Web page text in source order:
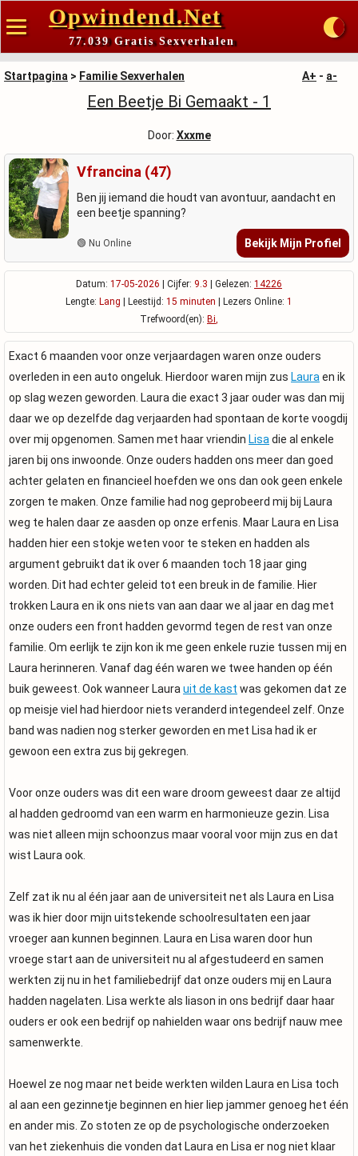
Opwindend.Net
77.039 Gratis Sexverhalen
Startpagina > Familie Sexverhalen A+ - a-
Een Beetje Bi Gemaakt - 1
Door: Xxxme
Vfrancina (47)
Ben jij iemand die houdt van avontuur, aandacht en
een beetje spanning?
🟢 Nu Online Bekijk Mijn Profiel
Datum: 17-05-2026 | Cijfer: 9.3 | Gelezen: 14226
Lengte: Lang | Leestijd: 15 minuten | Lezers Online: 1
Trefwoord(en): Bi,
Exact 6 maanden voor onze verjaardagen waren onze ouders
overleden in een auto ongeluk. Hierdoor waren mijn zus Laura en ik
op slag wezen geworden. Laura die exact 3 jaar ouder was dan mij
daar we op dezelfde dag verjaarden had spontaan de korte voogdij
over mij opgenomen. Samen met haar vriendin Lisa die al enkele
jaren bij ons inwoonde. Onze ouders hadden ons meer dan goed
achter gelaten en financieel hoefden we ons dan ook geen enkele
zorgen te maken. Onze familie had nog geprobeerd mij bij Laura
weg te halen daar ze aasden op onze erfenis. Maar Laura en Lisa
hadden hier een stokje weten voor te steken en hadden als
argument gebruikt dat ik over 6 maanden toch 18 jaar ging
worden. Dit had echter geleid tot een breuk in de familie. Hier
trokken Laura en ik ons niets van aan daar we al jaar en dag met
onze ouders een front hadden gevormd tegen de rest van onze
familie. Om eerlijk te zijn kon ik me geen enkele ruzie tussen mij en
Laura herinneren. Vanaf dag één waren we twee handen op één
buik geweest. Ook wanneer Laura uit de kast was gekomen dat ze
op meisje viel had hierdoor niets veranderd integendeel zelf. Onze
band was nadien nog sterker geworden en met Lisa had ik er
gewoon een extra zus bij gekregen.
Voor onze ouders was dit een ware droom geweest daar ze altijd
al hadden gedroomd van een warm en harmonieuze gezin. Lisa
was niet alleen mijn schoonzus maar vooral voor mijn zus en dat
wist Laura ook.
Zelf zat ik nu al één jaar aan de universiteit net als Laura en Lisa
was ik hier door mijn uitstekende schoolresultaten een jaar
vroeger aan kunnen beginnen. Laura en Lisa waren door hun
vroege start aan de universiteit nu al afgestudeerd en samen
werkten zij nu in het familiebedrijf dat onze ouders mij en Laura
hadden nagelaten. Lisa werkte als liason in ons bedrijf daar haar
ouders er ook een bedrijf op nahielden waar ons bedrijf nauw mee
samenwerkte.
Hoewel ze nog maar net beide werkten wilden Laura en Lisa toch
al aan een gezinnetje beginnen en hier liep jammer genoeg het één
en ander mis. Zo stoten ze op de psychologische onderzoeken
van het ziekenhuis die vonden dat Laura en Lisa er nog niet klaar